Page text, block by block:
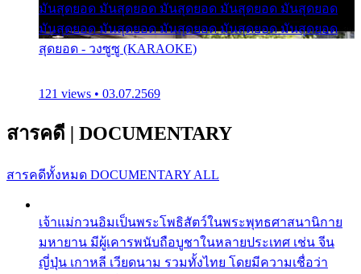
มันสุดยอด มันสุดยอด มันสุดยอด มันสุดยอด มันสุดยอด
มันสุดยอด มันสุดยอด มันสุดยอด มันสุดยอด มันสุดยอด
สุดยอด - วงซูซู (KARAOKE)
121 views • 03.07.2569
สารคดี | DOCUMENTARY
สารคดีทั้งหมด DOCUMENTARY ALL
เจ้าแม่กวนอิมเป็นพระโพธิสัตว์ในพระพุทธศาสนานิกาย
มหายาน มีผู้เคารพนับถือบูชาในหลายประเทศ เช่น จีน
ญี่ปุ่น เกาหลี เวียดนาม รวมทั้งไทย โดยมีความเชื่อว่า